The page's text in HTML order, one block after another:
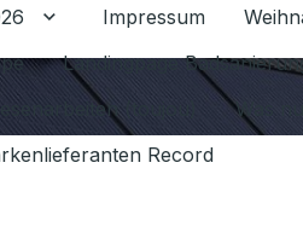
Untermenü für
Impressum
Landingpage
(toujou) Was
Record